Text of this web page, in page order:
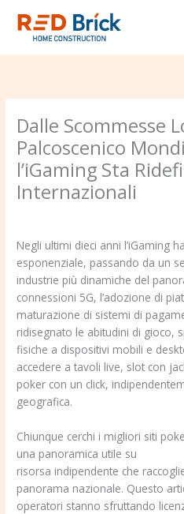
content
Dalle Scommesse
Palcoscenico
l’iGaming Sta
Internazionali
Negli ultimi dieci anni l’iGaming
esponenziale, passando da un
industrie più dinamiche del
connessioni 5G, l’adozione di
maturazione di sistemi di
ridisegnato le abitudini di gioco,
fisiche a dispositivi mobili e
accedere a tavoli live, slot con
poker con un click,
geografica.
Chiunque cerchi i migliori siti
una panoramica utile su
risorsa indipendente che
panorama nazionale. Questo
operatori stanno sfruttando